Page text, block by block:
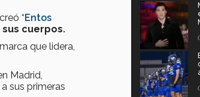
creó “Entos
cuerpos.
que lidera,
Madrid,
sus primeras